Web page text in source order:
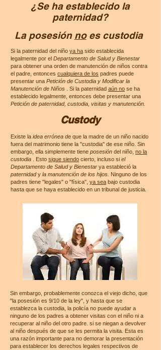
¿Se ha establecido la
paternidad?
La posesión noes custodia
Si la paternidad del niño ya ha sido establecida
legalmente por el Departamento de Salud y Bienestar
para obtener una orden de manutención de niños contra
el padre, entonces cualquiera de los padres puede
presentar una Petición de Custodia y Modificar la
Manutención de Niños . Si la paternidad aún no se ha
establecido legalmente, entonces debe presentar una
Petición de paternidad, custodia, visitas y manutención.
Custody
Existe la idea errónea de que la madre de un niño nacido
fuera del matrimonio tiene la "custodia" de ese niño. Sin
embargo, ella simplemente tiene posesión del niño, no la
custodia . Esto sigue siendo cierto, incluso si el
Departamento de Salud y Bienestar ya estableció la
paternidady la manutención de los hijos. Ninguno de los
padres tiene "legales" o "física", ya sea bajo custodia
hasta que se haya establecido en un tribunal de justicia.
Sin embargo, probablemente conozca el viejo dicho, que
"la posesión es 9/10 de la ley", y hasta que se
establezca la custodia, la policía no puede ayudar a
ninguno de los padres a obtener visitas con el niño ni a
recuperar al niño del otro padre. si se niegan a devolver
al niño después de que se les permita la visita. Esta es
una razón importante para no demorar la presentación
para establecer los derechos legales respectivos de